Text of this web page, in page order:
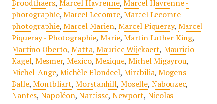
Broodthaers, Marcel Havrenne, Marcel Havrenne -
photographie, Marcel Lecomte, Marcel Lecomte -
photographie, Marcel Marien, Marcel Piqueray, Marcel
Piqueray - Photographie, Marie, Martin Luther King,
Martino Oberto, Matta, Maurice Wijckaert, Mauricio
Kagel, Mesmer, Mexico, Mexique, Michel Migayrou,
Michel-Ange, Michèle Blondeel, Mirabilia, Mogens
Balle, Montbliart, Morstanhill, Moselle, Nabouzec,
Nantes, Napoléon, Narcisse, Newport, Nicolas